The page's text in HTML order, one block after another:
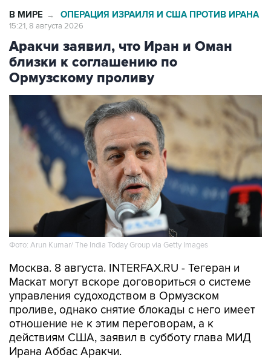
В МИРЕ → ОПЕРАЦИЯ ИЗРАИЛЯ И США ПРОТИВ ИРАНА
15:21, 8 августа 2026
Аракчи заявил, что Иран и Оман
близки к соглашению по
Ормузскому проливу
Фото: Arun Kumar/ The India Today Group via Getty Images
Москва. 8 августа. INTERFAX.RU - Тегеран и
Маскат могут вскоре договориться о системе
управления судоходством в Ормузском
проливе, однако снятие блокады с него имеет
отношение не к этим переговорам, а к
действиям США, заявил в субботу глава МИД
Ирана Аббас Аракчи.